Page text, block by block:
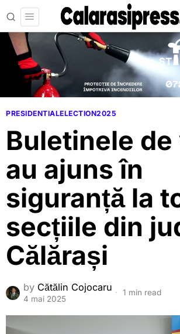
PRESIDENTIALELECTION2025
Buletinele de
au ajuns în
siguranță la
secțiile din
Călărași
by Cătălin Cojocaru
4 mai 2025
1 min read